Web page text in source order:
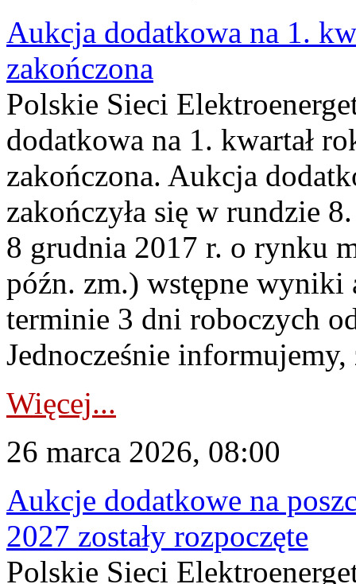
Aukcja dodatkowa na 1.
zakończona
Polskie Sieci
dodatkowa na 1. kwartał
zakończona. Aukcja
zakończyła się w rundzie
8 grudnia 2017 r. o rynku
późn. zm.) wstępne
terminie 3 dni roboczych
Jednocześnie informujemy,
Więcej...
26 marca 2026, 08:00
Aukcje dodatkowe na
2027 zostały rozpoczęte
Polskie Sieci